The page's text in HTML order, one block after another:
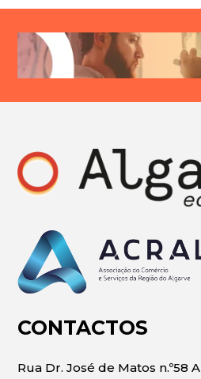
CONTACTOS
Rua Dr. José de Matos n.º58 A